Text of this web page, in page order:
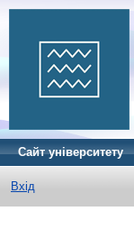
Сайт університету
Вхід